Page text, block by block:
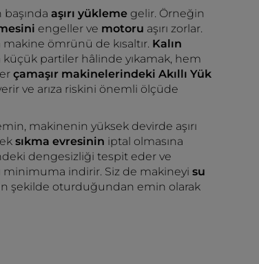
aşırı yükleme gelir. Örneğin
engeller ve motoru aşırı zorlar.
ömrünü de kısaltır. Kalın
partiler hâlinde yıkamak, hem
çamaşır makinelerindeki Akıllı Yük
ve arıza riskini önemli ölçüde
makinenin yüksek devirde aşırı
sıkma evresinin iptal olmasına
dengesizliği tespit eder ve
minimuma indirir. Siz de makineyi su
şekilde oturduğundan emin olarak